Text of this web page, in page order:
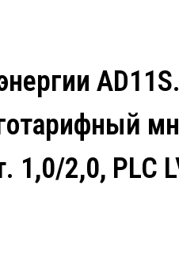
1,0/2,0, PLC